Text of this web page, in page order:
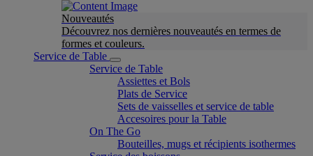
Nouveautés
Découvrez nos dernières nouveautés en termes de
formes et couleurs.
Service de Table
Service de Table
Assiettes et Bols
Plats de Service
Sets de vaisselles et service de table
Accesoires pour la Table
On The Go
Bouteilles, mugs et récipients isothermes